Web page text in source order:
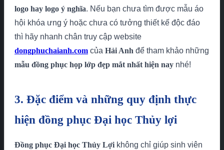
logo hay logo ý nghĩa. Nếu bạn chưa tìm được mẫu áo
hội khóa ưng ý hoặc chưa có tưởng thiết kế độc đáo
thì hãy nhanh chân truy cập website
dongphuchaianh.com của Hải Anh để tham khảo những
mẫu đồng phục họp lớp đẹp mắt nhất hiện nay nhé!
3. Đặc điểm và những quy định thực
hiện đồng phục Đại học Thủy lợi
Đồng phục Đại học Thủy Lợi không chỉ giúp sinh viên